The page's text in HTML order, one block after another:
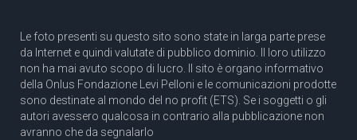
Le foto presenti su questo sito sono state in larga parte prese
da Internet e quindi valutate di pubblico dominio. Il loro utilizzo
non ha mai avuto scopo di lucro. Il sito è organo informativo
della Onlus Fondazione Levi Pelloni e le comunicazioni prodotte
sono destinate al mondo del no profit (ETS). Se i soggetti o gli
autori avessero qualcosa in contrario alla pubblicazione non
avranno che da segnalarlo